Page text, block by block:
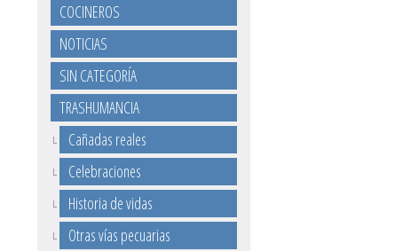
COCINEROS
NOTICIAS
SIN CATEGORÍA
TRASHUMANCIA
Cañadas reales
Celebraciones
Historia de vidas
Otras vías pecuarias